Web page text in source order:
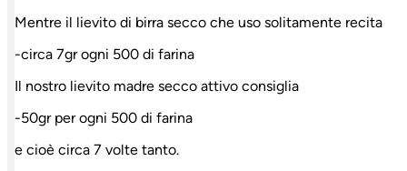
Mentre il lievito di birra secco che uso solitamente recita
-circa 7gr ogni 500 di farina
Il nostro lievito madre secco attivo consiglia
-50gr per ogni 500 di farina
e cioè circa 7 volte tanto.